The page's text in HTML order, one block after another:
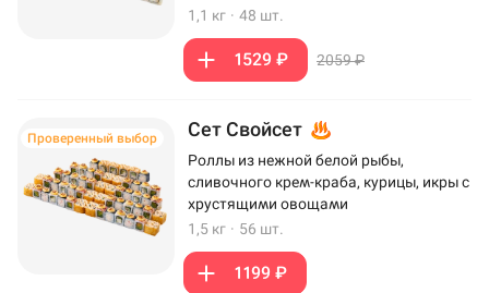
1,1 кг · 48 шт.
1529 ₽ 2059 ₽
Проверенный выбор Сет Свойсет
Роллы из нежной белой рыбы,
сливочного крем-краба, курицы, икры с
хрустящими овощами
1,5 кг · 56 шт.
1199 ₽